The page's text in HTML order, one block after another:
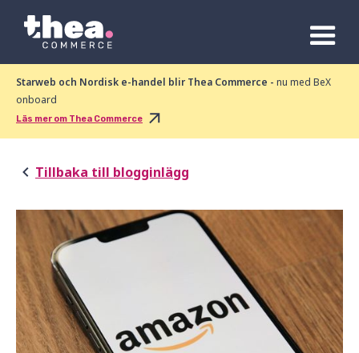
Starweb och Nordisk e-handel blir Thea Commerce - nu med BeX
onboard
Läs mer om Thea Commerce
Tillbaka till blogginlägg